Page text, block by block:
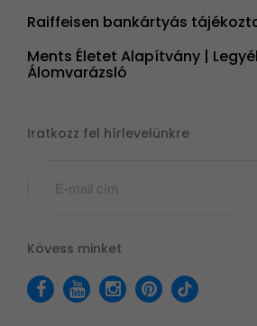
Raiffeisen bankártyás
Ments Életet Alapítvány |
Álomvarázsló
Iratkozz fel hírlevelünkre
Kövess minket